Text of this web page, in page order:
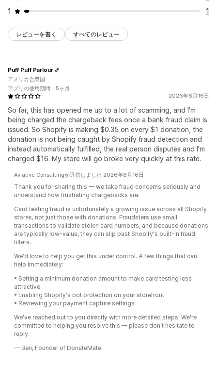
1
1
レビューを書く すべてのレビュー
2026年6月16日
So far, this has opened me up to a lot of scamming, and I'm
being charged the chargeback fees once a bank fraud claim is
issued. So Shopify is making $0.35 on every $1 donation, the
donation is not being caught by Shopify fraud detection and
instead automatically fulfilled, the real person disputes and I'm
charged $16. My store will go broke very quickly at this rate.
Puff Puff Parlour
アメリカ合衆国
アプリの使用期間：5ヶ月
Aviative Consultingが返信しました 2026年6月16日
Thank you for sharing this — we take fraud concerns seriously and
understand how frustrating chargebacks are.
Card testing fraud is unfortunately a growing issue across all Shopify
stores, not just those with donations. Fraudsters use small
transactions to validate stolen card numbers, and because donations
are typically low-value, they can slip past Shopify's built-in fraud
filters.
We'd love to help you get this under control. A few things that can
help immediately:
• Setting a minimum donation amount to make card testing less
attractive
• Enabling Shopify's bot protection on your storefront
• Reviewing your payment capture settings
We've reached out to you directly with more detailed steps. We're
committed to helping you resolve this — please don't hesitate to
reply.
— Ben, Founder of DonateMate